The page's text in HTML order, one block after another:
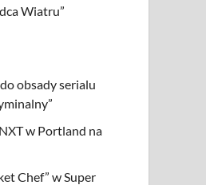
Wiatru”
obsady serialu
w Portland na
Chef” w Super